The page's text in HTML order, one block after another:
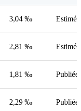
3,04 ‰ Estimée
2,81 ‰ Estimée
1,81 ‰ Publiée
2,29 ‰ Publiée